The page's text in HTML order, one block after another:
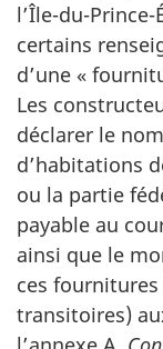
l’Île-du-
certains
d’une «
Les
déclarer le
d’habitations
ou la partie
payable au
ainsi que le
ces
transitoires)